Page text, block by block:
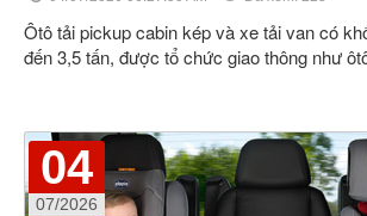
Ôtô tải pickup cabin kép và xe tải van có
đến 3,5 tấn, được tổ chức giao thông như
04
07/2026